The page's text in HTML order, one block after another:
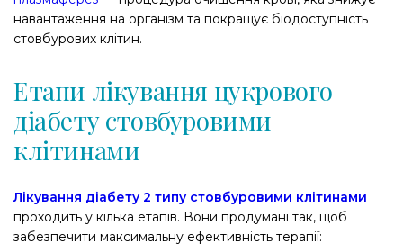
навантаження на організм та покращує біодоступність
стовбурових клітин.
Етапи лікування цукрового
діабету стовбуровими
клітинами
Лікування діабету 2 типу стовбуровими клітинами
проходить у кілька етапів. Вони продумані так, щоб
забезпечити максимальну ефективність терапії: